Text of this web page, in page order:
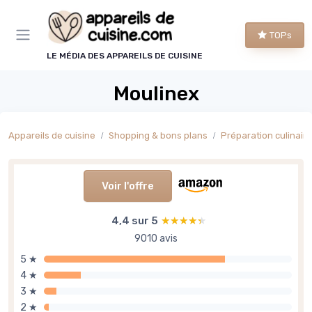
LE MÉDIA DES APPAREILS DE CUISINE
TOPs
Moulinex
Appareils de cuisine Shopping & bons plans Préparation culinaire
Voir l'offre
4,4 sur 5 ★★★★★
★★★★★
9010 avis
5 ★
4 ★
3 ★
2 ★
Panneau de gestion des cookies